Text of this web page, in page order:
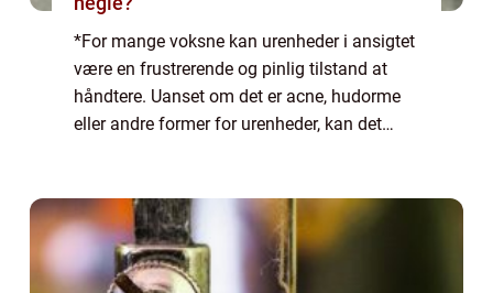
*For mange voksne kan urenheder i ansigtet
være en frustrerende og pinlig tilstand at
håndtere. Uanset om det er acne, hudorme
eller andre former for urenheder, kan det